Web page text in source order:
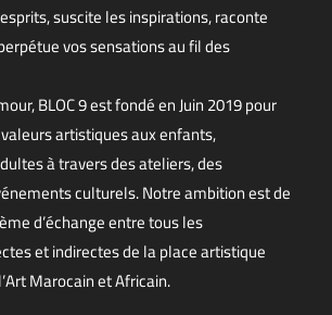
suscite les inspirations, raconte
vos sensations au fil des
BLOC 9 est fondé en Juin 2019 pour
artistiques aux enfants,
à travers des ateliers, des
culturels. Notre ambition est de
d’échange entre tous les
et indirectes de la place artistique
Marocain et Africain.